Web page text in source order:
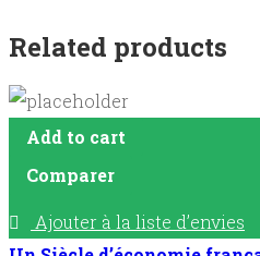
Related products
Add to cart
Comparer
Ajouter à la liste d’envies